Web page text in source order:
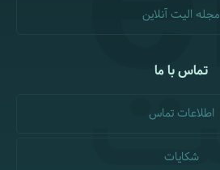
مجله الیت آنلاین
تماس با ما
اطلاعات تماس
شکایات